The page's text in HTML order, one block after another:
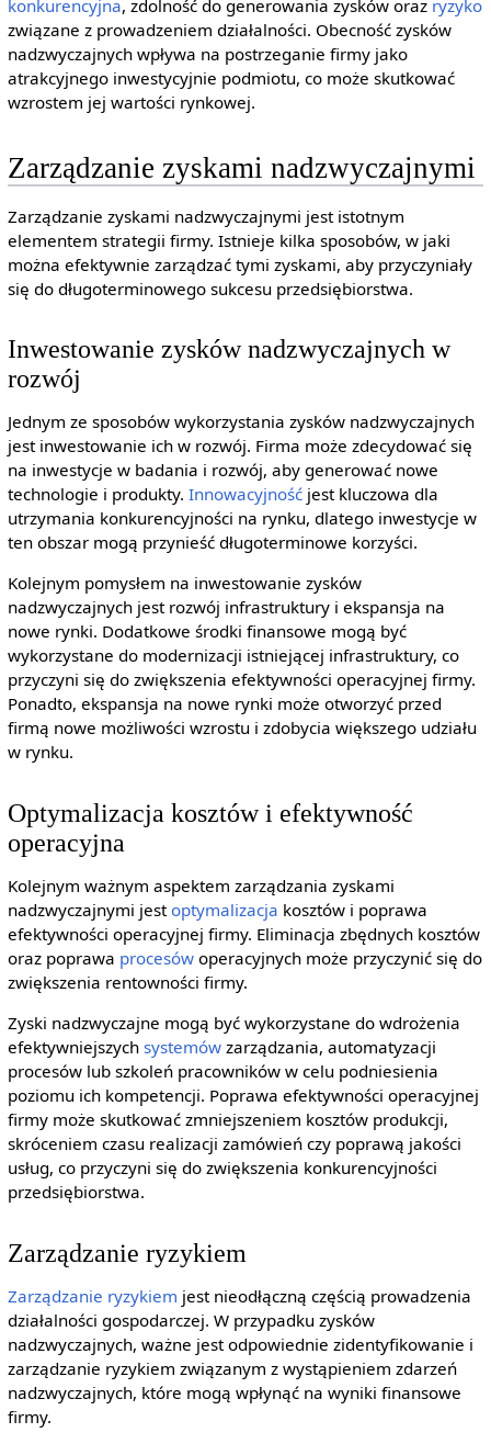
konkurencyjna, zdolność do generowania zysków oraz ryzyko
związane z prowadzeniem działalności. Obecność zysków
nadzwyczajnych wpływa na postrzeganie firmy jako
atrakcyjnego inwestycyjnie podmiotu, co może skutkować
wzrostem jej wartości rynkowej.
Zarządzanie zyskami nadzwyczajnymi
Zarządzanie zyskami nadzwyczajnymi jest istotnym
elementem strategii firmy. Istnieje kilka sposobów, w jaki
można efektywnie zarządzać tymi zyskami, aby przyczyniały
się do długoterminowego sukcesu przedsiębiorstwa.
Inwestowanie zysków nadzwyczajnych w
rozwój
Jednym ze sposobów wykorzystania zysków nadzwyczajnych
jest inwestowanie ich w rozwój. Firma może zdecydować się
na inwestycje w badania i rozwój, aby generować nowe
technologie i produkty. Innowacyjnośćjest kluczowa dla
utrzymania konkurencyjności na rynku, dlatego inwestycje w
ten obszar mogą przynieść długoterminowe korzyści.
Kolejnym pomysłem na inwestowanie zysków
nadzwyczajnych jest rozwój infrastruktury i ekspansja na
nowe rynki. Dodatkowe środki finansowe mogą być
wykorzystane do modernizacji istniejącej infrastruktury, co
przyczyni się do zwiększenia efektywności operacyjnej firmy.
Ponadto, ekspansja na nowe rynki może otworzyć przed
firmą nowe możliwości wzrostu i zdobycia większego udziału
w rynku.
Optymalizacja kosztów i efektywność
operacyjna
Kolejnym ważnym aspektem zarządzania zyskami
nadzwyczajnymi jestoptymalizacja kosztów i poprawa
efektywności operacyjnej firmy. Eliminacja zbędnych kosztów
oraz poprawa procesówoperacyjnych może przyczynić się do
zwiększenia rentowności firmy.
Zyski nadzwyczajne mogą być wykorzystane do wdrożenia
efektywniejszych systemówzarządzania, automatyzacji
procesów lub szkoleń pracowników w celu podniesienia
poziomu ich kompetencji. Poprawa efektywności operacyjnej
firmy może skutkować zmniejszeniem kosztów produkcji,
skróceniem czasu realizacji zamówień czy poprawą jakości
usług, co przyczyni się do zwiększenia konkurencyjności
przedsiębiorstwa.
Zarządzanie ryzykiem
Zarządzanie ryzykiem jest nieodłączną częścią prowadzenia
działalności gospodarczej. W przypadku zysków
nadzwyczajnych, ważne jest odpowiednie zidentyfikowanie i
zarządzanie ryzykiem związanym z wystąpieniem zdarzeń
nadzwyczajnych, które mogą wpłynąć na wyniki finansowe
firmy.